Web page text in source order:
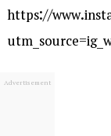
https://